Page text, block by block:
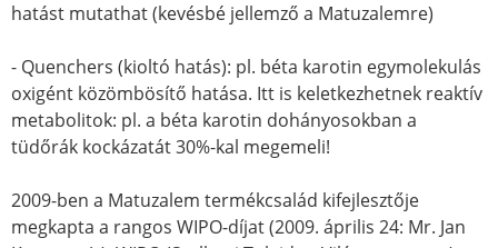
hatást mutathat (kevésbé jellemző a Matuzalemre)
- Quenchers (kioltó hatás): pl. béta karotin egymolekulás
oxigént közömbösítő hatása. Itt is keletkezhetnek reaktív
metabolitok: pl. a béta karotin dohányosokban a
tüdőrák kockázatát 30%-kal megemeli!
2009-ben a Matuzalem termékcsalád kifejlesztője
megkapta a rangos WIPO-díjat (2009. április 24: Mr. Jan